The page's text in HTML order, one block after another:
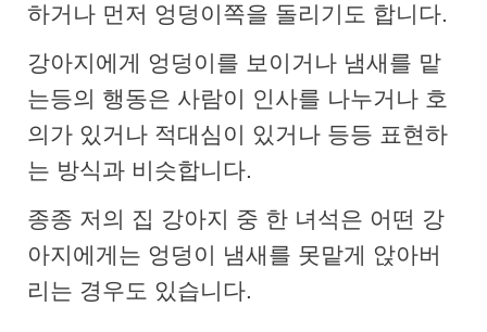
하거나 먼저 엉덩이쪽을 돌리기도 합니다.
강아지에게 엉덩이를 보이거나 냄새를 맡
는등의 행동은 사람이 인사를 나누거나 호
의가 있거나 적대심이 있거나 등등 표현하
는 방식과 비슷합니다.
종종 저의 집 강아지 중 한 녀석은 어떤 강
아지에게는 엉덩이 냄새를 못맡게 앉아버
리는 경우도 있습니다.